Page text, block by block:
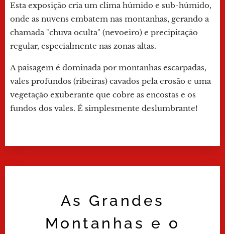
Esta exposição cria um clima húmido e sub-húmido,
onde as nuvens embatem nas montanhas, gerando a
chamada "chuva oculta" (nevoeiro) e precipitação
regular, especialmente nas zonas altas.
A paisagem é dominada por montanhas escarpadas,
vales profundos (ribeiras) cavados pela erosão e uma
vegetação exuberante que cobre as encostas e os
fundos dos vales. É simplesmente deslumbrante!
As Grandes
Montanhas e o